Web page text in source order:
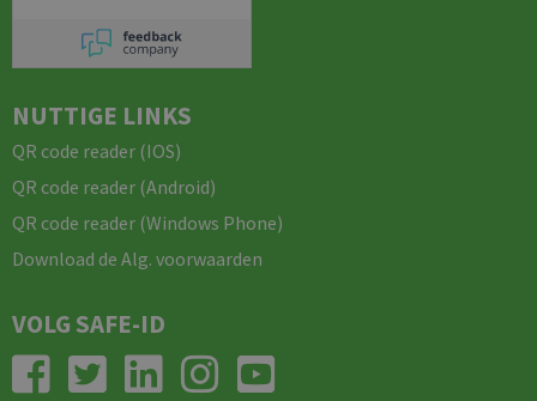
NUTTIGE LINKS
QR code reader (IOS)
QR code reader (Android)
QR code reader (Windows Phone)
Download de Alg. voorwaarden
VOLG SAFE-ID